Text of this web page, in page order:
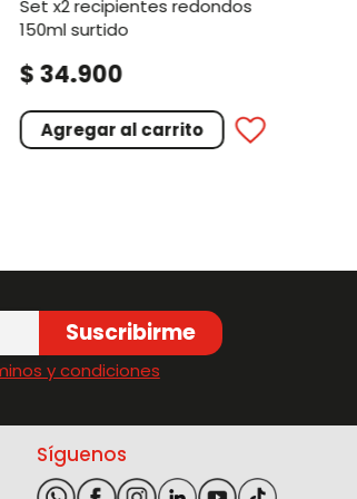
set x2 recipientes redondos
150ml surtido
$ 34.900
Agregar al carrito
Suscribirme
y condiciones
Síguenos